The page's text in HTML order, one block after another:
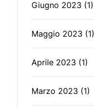
Giugno 2023 (1)
Maggio 2023 (1)
Aprile 2023 (1)
Marzo 2023 (1)